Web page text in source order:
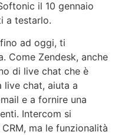
il 10 gennaio
a testarlo.
ad oggi, ti
Come Zendesk, anche
di live chat che è
live chat, aiuta a
e a fornire una
Intercom si
ma le funzionalità